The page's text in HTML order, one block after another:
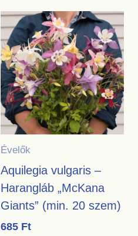
Évelők
Aquilegia vulgaris –
Harangláb „McKana
Giants” (min. 20 szem)
685 Ft